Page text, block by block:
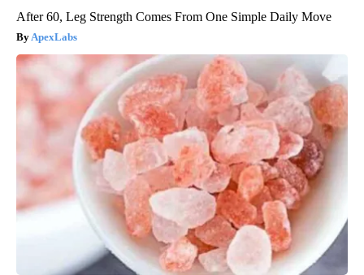
After 60, Leg Strength Comes From One Simple Daily Move
ApexLabs